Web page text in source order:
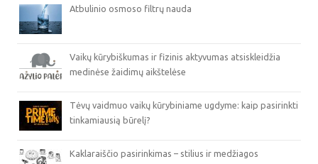
Atbulinio osmoso filtrų nauda
Vaikų kūrybiškumas ir fizinis aktyvumas atsiskleidžia
medinėse žaidimų aikštelėse
Tėvų vaidmuo vaikų kūrybiniame ugdyme: kaip pasirinkti
tinkamiausią būrelį?
Kaklaraiščio pasirinkimas – stilius ir medžiagos